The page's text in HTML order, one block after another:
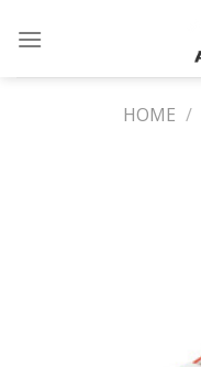
HOME /